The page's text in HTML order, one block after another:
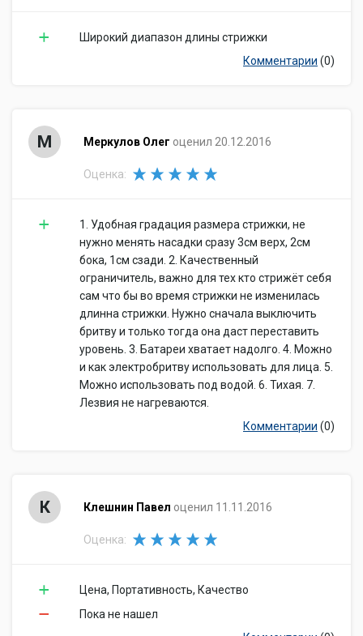
Широкий диапазон длины стрижки
Комментарии (0)
М Меркулов Олег оценил 20.12.2016
Оценка:
1. Удобная градация размера стрижки, не
нужно менять насадки сразу 3см верх, 2см
бока, 1см сзади. 2. Качественный
ограничитель, важно для тех кто стрижёт себя
сам что бы во время стрижки не изменилась
длинна стрижки. Нужно сначала выключить
бритву и только тогда она даст переставить
уровень. 3. Батареи хватает надолго. 4. Можно
и как электробритву использовать для лица. 5.
Можно использовать под водой. 6. Тихая. 7.
Лезвия не нагреваются.
Комментарии (0)
К Клешнин Павел оценил 11.11.2016
Оценка:
Цена, Портативность, Качество
Пока не нашел